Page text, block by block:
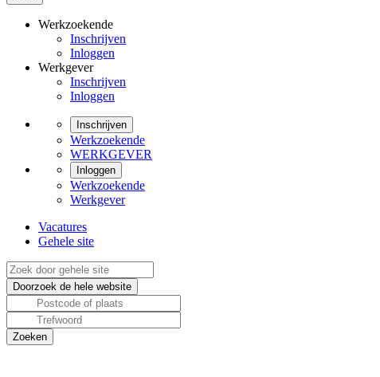
Werkzoekende
Inschrijven
Inloggen
Werkgever
Inschrijven
Inloggen
Inschrijven
Werkzoekende
WERKGEVER
Inloggen
Werkzoekende
Werkgever
Vacatures
Gehele site